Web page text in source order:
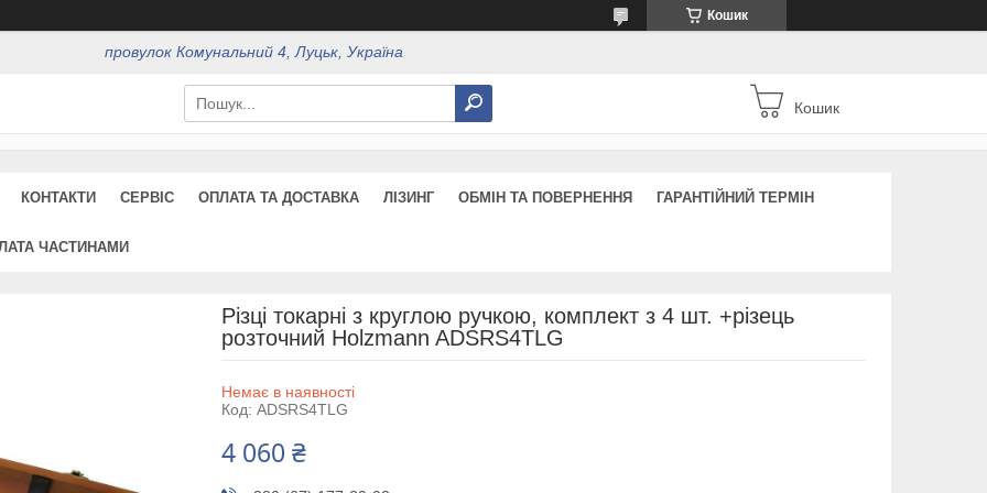
Кошик
провулок Комунальний 4, Луцьк, Україна
Кошик
КОНТАКТИ СЕРВІС ОПЛАТА ТА ДОСТАВКА ЛІЗИНГ ОБМІН ТА ПОВЕРНЕННЯ ГАРАНТІЙНИЙ ТЕРМІН
ЧАСТИНАМИ
Різці токарні з круглою ручкою, комплект з 4 шт. +різець
розточний Holzmann ADSRS4TLG
Немає в наявності
Код: ADSRS4TLG
4 060 ₴